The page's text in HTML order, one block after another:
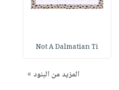
Not A Dalmatian Ti
المزيد من البنود »